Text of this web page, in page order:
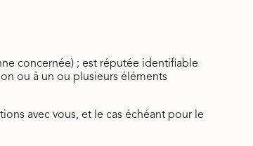
concernée) ; est réputée identifiable
ou à un ou plusieurs éléments
avec vous, et le cas échéant pour le